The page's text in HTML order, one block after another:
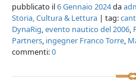
pubblicato il6 Gennaio 2024da
Storia, Cultura & Lettura | tag:
DynaRig,evento nautico del 2006,
Partners, ingegner Franco Torre,
commenti:0